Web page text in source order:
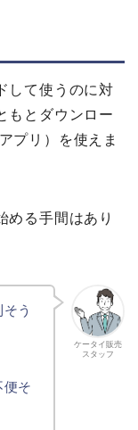
して使うのに対
もとダウンロー
プリ）を使えま
める手間はあり
ケータイ販売
スタッフ
う
そ